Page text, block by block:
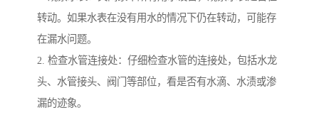
转动。如果水表在没有用水的情况下仍在转动，可能存
在漏水问题。
2. 检查水管连接处：仔细检查水管的连接处，包括水龙
头、水管接头、阀门等部位，看是否有水滴、水渍或渗
漏的迹象。